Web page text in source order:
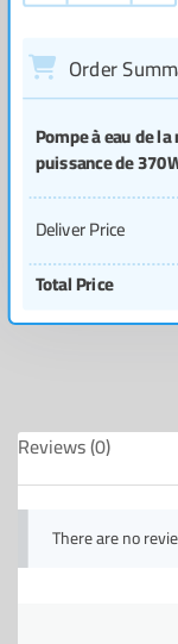
Order
Pompe à eau de
puissance de
Deliver Price
Total Price
Reviews (0)
There are no